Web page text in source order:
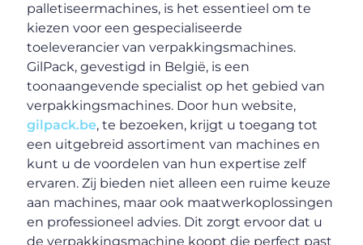
palletiseermachines, is het essentieel om te
kiezen voor een gespecialiseerde
toeleverancier van verpakkingsmachines.
GilPack, gevestigd in België, is een
toonaangevende specialist op het gebied van
verpakkingsmachines. Door hun website,
gilpack.be, te bezoeken, krijgt u toegang tot
een uitgebreid assortiment van machines en
kunt u de voordelen van hun expertise zelf
ervaren. Zij bieden niet alleen een ruime keuze
aan machines, maar ook maatwerkoplossingen
en professioneel advies. Dit zorgt ervoor dat u
de verpakkingsmachine koopt die perfect past